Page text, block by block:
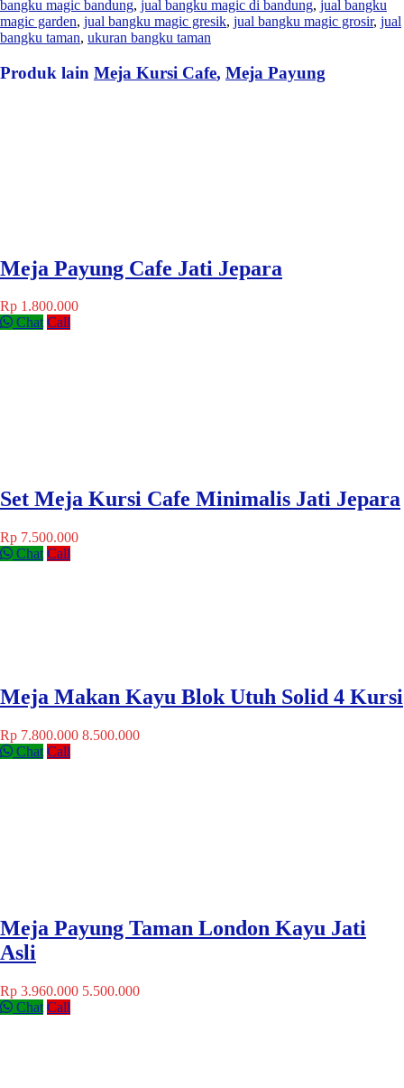
bangku magic bandung, jual bangku magic di bandung, jual bangku
magic garden, jual bangku magic gresik, jual bangku magic grosir, jual
bangku taman, ukuran bangku taman
Produk lain Meja Kursi Cafe, Meja Payung
Meja Payung Cafe Jati Jepara
Rp 1.800.000
Chat Call
Set Meja Kursi Cafe Minimalis Jati Jepara
Rp 7.500.000
Chat Call
Meja Makan Kayu Blok Utuh Solid 4 Kursi
Rp 7.800.000 8.500.000
Chat Call
Meja Payung Taman London Kayu Jati
Asli
Rp 3.960.000 5.500.000
Chat Call